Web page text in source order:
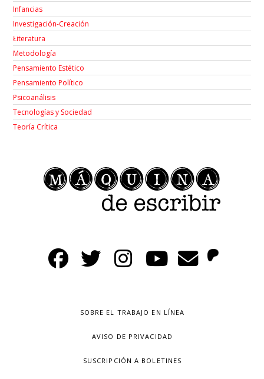
Infancias
Investigación-Creación
Łiteratura
Metodología
Pensamiento Estético
Pensamiento Político
Psicoanálisis
Tecnologías y Sociedad
Teoría Crítica
SOBRE EL TRABAJO EN LÍNEA
AVISO DE PRIVACIDAD
SUSCRIPCIÓN A BOLETINES